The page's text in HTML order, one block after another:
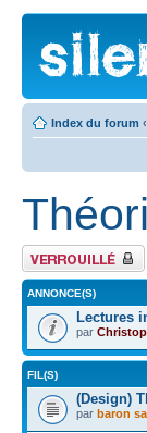
Index du forum ‹
Forum verrouillé
ANNONCE(S)
Lectures
par
FIL(S)
(Design)
par baron